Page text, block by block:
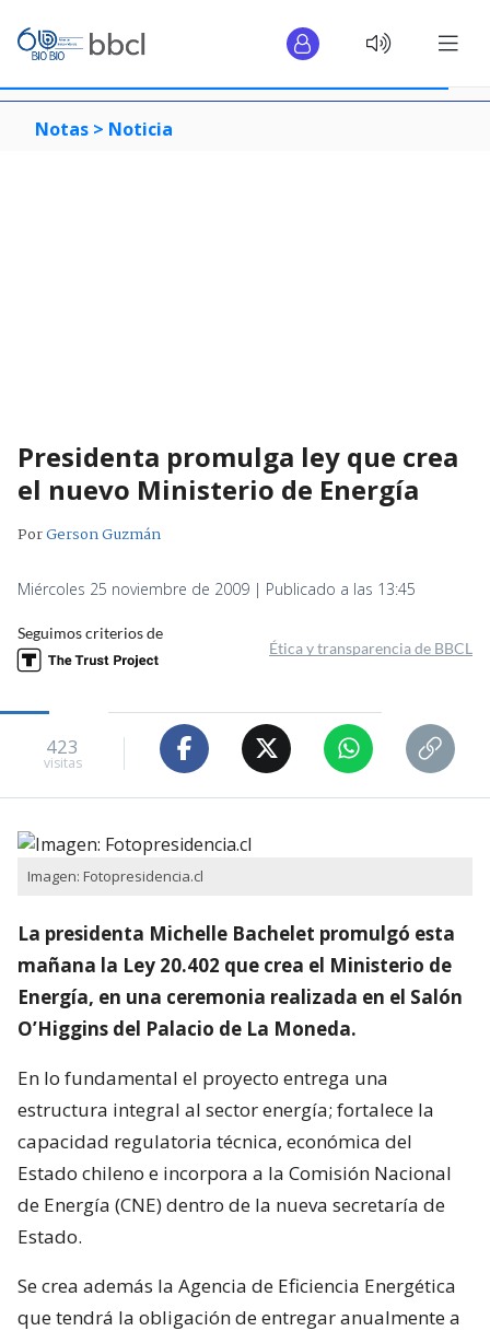
Notas > Noticia
Presidenta promulga ley que crea
el nuevo Ministerio de Energía
PorGerson Guzmán
Miércoles 25 noviembre de 2009 | Publicado a las 13:45
Seguimos criterios de
Ética y transparencia de BBCL
423
visitas
Imagen: Fotopresidencia.cl
La presidenta Michelle Bachelet promulgó esta
mañana la Ley 20.402 que crea el Ministerio de
Energía, en una ceremonia realizada en el Salón
O’Higgins del Palacio de La Moneda.
En lo fundamental el proyecto entrega una
estructura integral al sector energía; fortalece la
capacidad regulatoria técnica, económica del
Estado chileno e incorpora a la Comisión Nacional
de Energía (CNE) dentro de la nueva secretaría de
Estado.
Se crea además la Agencia de Eficiencia Energética
que tendrá la obligación de entregar anualmente a